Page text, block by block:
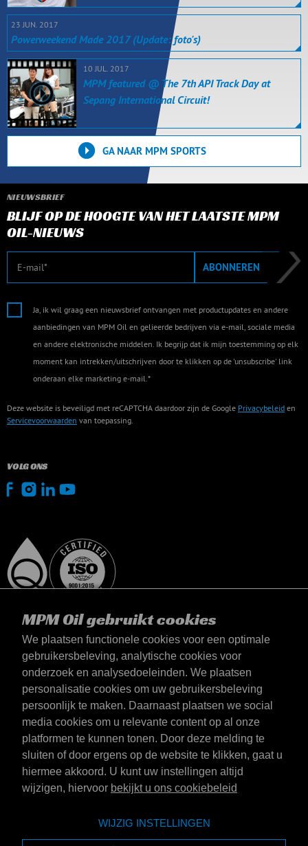
MPM Oil gebruikt cookies
We plaatsen functionele cookies voor een optimale
gebruikersbeleving, analytische cookies voor
onderzoek en analysedoeleinden. We plaatsen
personalisatie cookies om uw gebruikersbeleving
persoonlijk te maken. Daarnaast plaatsen we social
media cookies om u relevante content op al onze
platformen te kunnen tonen. Door deze melding te
sluiten of door ergens op de website te klikken, gaat u
hiermee akkoord. U kunt uw instellingen altijd
wijzigen, hiervoor bekijkt u ons cookiebeleid
WIJZIG INSTELLINGEN
23 JUN. 2017
Powerweekend Made 2017 (Update: foto's)
10 JUL. 2017
MPM featured @ The 7th API Track Day at
Sepang International Circuit!
GA NAAR MPM SPORTS
NIEUWSBRIEF
BLIJF OP DE HOOGTE VAN HET LAATSTE MPM
OIL-NIEUWS
E-mail ABONNEREN
Ja, ik wil graag een nieuwsbrief ontvangen met productupdates en andere
aanbiedingen van MPM Oil en gelieerde bedrijven via e-mail, sociale media
en andere elektronische middelen. Ik begrijp dat ik mijn toestemming op elk
moment kan intrekken/uitschrijven door te klikken op de 'unsubscribe' link
onderaan elke marketing e-mail.*
Deze website is beveiligd met reCAPTCHA daardoor zijn de Google Privacybeleid en
Servicevoorwaarden van toepassing.
VOLG ONS
België
Contact
Algemene voorwaarden
Leveringsvoorwaarden
Privacyverklaring
Merken